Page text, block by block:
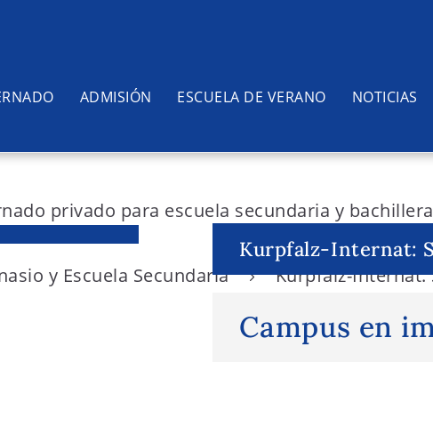
ADMISIÓN ESCUELA DE VERANO NOTICIAS
Kurpfalz-Internat:
Campus en
y Escuela Secundaria
Kurpfalz-